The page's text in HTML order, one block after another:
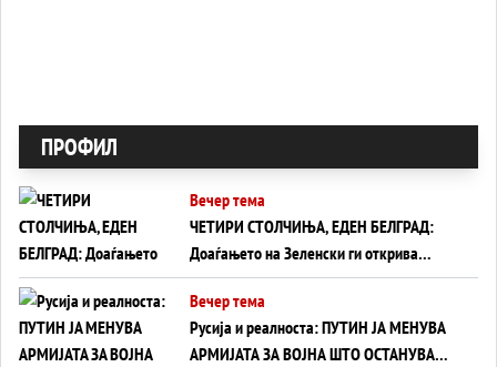
ПРОФИЛ
Вечер тема
ЧЕТИРИ СТОЛЧИЊА, ЕДЕН БЕЛГРАД:
Доаѓањето на Зеленски ги открива
тајните на политиката на балансирање
на Вучиќ
Вечер тема
Русија и реалноста: ПУТИН ЈА МЕНУВА
АРМИЈАТА ЗА ВОЈНА ШТО ОСТАНУВА